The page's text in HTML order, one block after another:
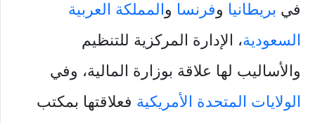
في بريطانيا وفرنسا والمملكة العربية
السعودية، الإدارة المركزية للتنظيم
والأساليب لها علاقة بوزارة المالية، وفي
الولايات المتحدة الأمريكية فعلاقتها بمكتب